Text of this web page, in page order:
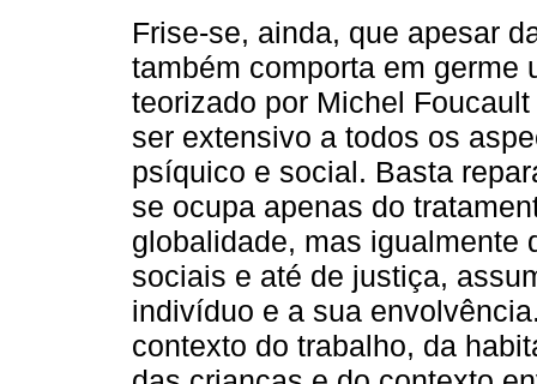
Frise-se, ainda, que apesar
também comporta em germe
teorizado por Michel
ser extensivo a todos os
psíquico e social. Basta
se ocupa apenas do
globalidade, mas igualmente
sociais e até de justiça,
indivíduo e a sua
contexto do trabalho, da